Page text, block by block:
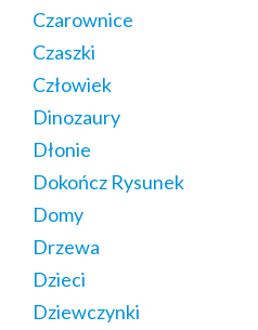
Czarownice
Czaszki
Człowiek
Dinozaury
Dłonie
Dokończ Rysunek
Domy
Drzewa
Dzieci
Dziewczynki